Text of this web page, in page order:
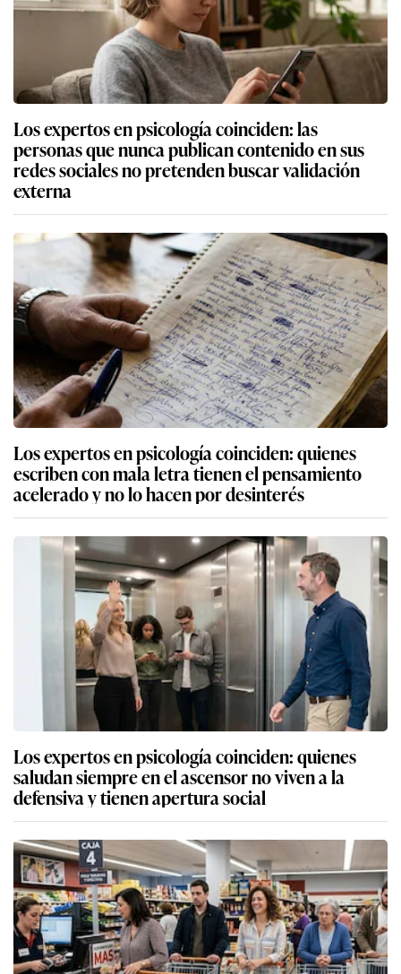
Los expertos en psicología coinciden: las
personas que nunca publican contenido en sus
redes sociales no pretenden buscar validación
externa
Los expertos en psicología coinciden: quienes
escriben con mala letra tienen el pensamiento
acelerado y no lo hacen por desinterés
Los expertos en psicología coinciden: quienes
saludan siempre en el ascensor no viven a la
defensiva y tienen apertura social